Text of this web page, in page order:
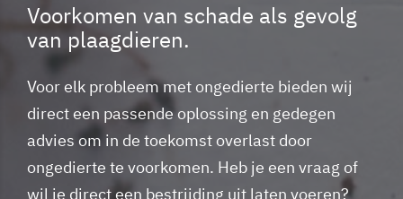
Voorkomen van schade als gevolg
van plaagdieren.
Voor elk probleem met ongedierte bieden wij
direct een passende oplossing en gedegen
advies om in de toekomst overlast door
ongedierte te voorkomen. Heb je een vraag of
wil je direct een bestrijding uit laten voeren?